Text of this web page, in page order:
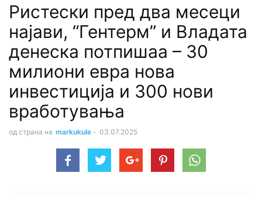
Ристески пред два месеци
најави, “Гентерм” и Владата
денеска потпишаа – 30
милиони евра нова
инвестиција и 300 нови
вработувања
од страна на markukule - 03.07.2025